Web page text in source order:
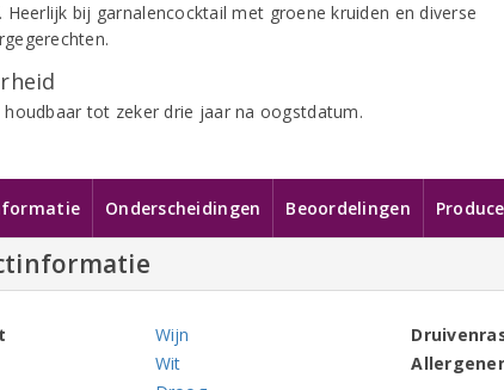
Heerlijk bij garnalencocktail met groene kruiden en diverse
tot zeker drie jaar na oogstdatum.
Onderscheidingen Beoordelingen
Wijn
Wit